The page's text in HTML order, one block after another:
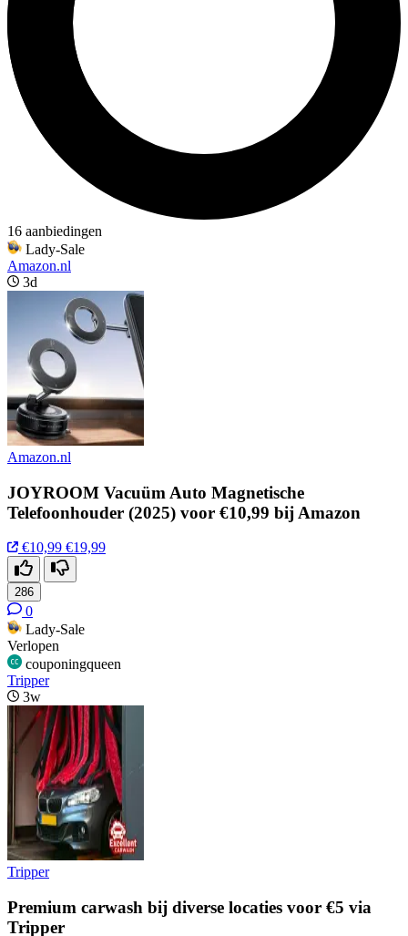
16 aanbiedingen
Lady-Sale
Amazon.nl
3d
Amazon.nl
JOYROOM Vacuüm Auto Magnetische
Telefoonhouder (2025) voor €10,99 bij Amazon
€10,99 €19,99
286
0
Lady-Sale
Verlopen
couponingqueen
Tripper
3w
Tripper
Premium carwash bij diverse locaties voor €5 via
Tripper